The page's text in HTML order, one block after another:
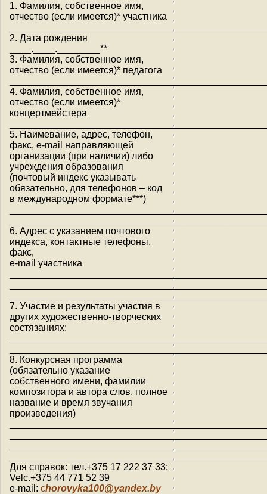
1. Фамилия, собственное имя,
отчество (если имеется)* участника
2. Дата рождения
____.____.________**
3. Фамилия, собственное имя,
отчество (если имеется)* педагога
4. Фамилия, собственное имя,
отчество (если имеется)*
концертмейстера
5. Наимевание, адрес, телефон,
факс, e-mail направляющей
организации (при наличии) либо
учреждения образования
(почтовый индекс указывать
обязательно, для телефонов – код
в международном формате***)
6. Адрес с указанием почтового
индекса, контактные телефоны,
факс,
e-mail участника
7. Участие и результаты участия в
других художественно-творческих
состязаниях:
8. Конкурсная программа
(обязательно указание
собственного имени, фамилии
композитора и автора слов, полное
название и время звучания
произведения)
Для справок: тел.+375 17 222 37 33;
Velc.+375 44 771 52 39
e-mail: chorovyka100@yandex.by